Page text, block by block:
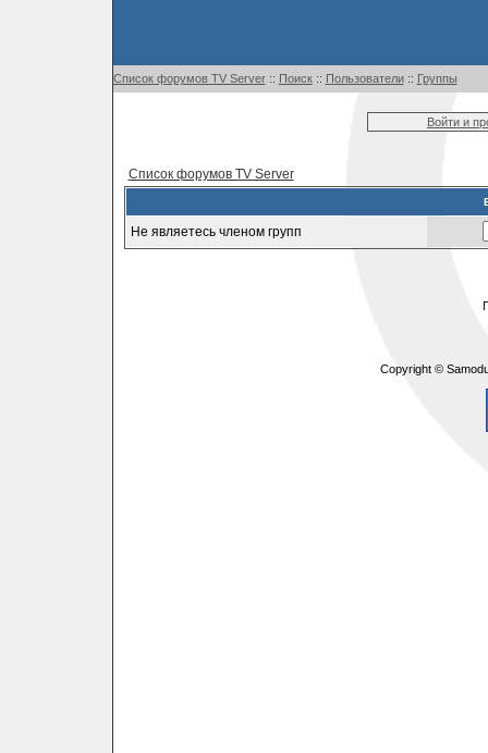
Список форумов TV Server:: Поиск:: Пользователи:: Группы
Войти и
Список форумов TV Server
Не являетесь членом групп
Copyright ©